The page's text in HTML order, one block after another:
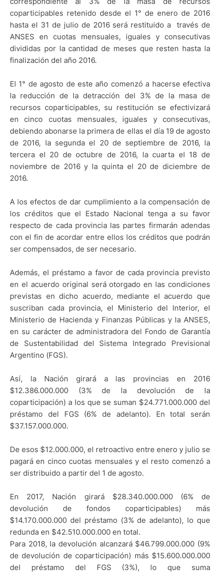
coparticipables retenido desde el 1° de enero de 2016
hasta el 31 de julio de 2016 será restituido a través de
ANSES en cuotas mensuales, iguales y consecutivas
divididas por la cantidad de meses que resten hasta la
finalización del año 2016.
El 1° de agosto de este año comenzó a hacerse efectiva
la reducción de la detracción del 3% de la masa de
recursos coparticipables, su restitución se efectivizará
en cinco cuotas mensuales, iguales y consecutivas,
debiendo abonarse la primera de ellas el día 19 de agosto
de 2016, la segunda el 20 de septiembre de 2016, la
tercera el 20 de octubre de 2016, la cuarta el 18 de
noviembre de 2016 y la quinta el 20 de diciembre de
2016.
A los efectos de dar cumplimiento a la compensación de
los créditos que el Estado Nacional tenga a su favor
respecto de cada provincia las partes firmarán adendas
con el fin de acordar entre ellos los créditos que podrán
ser compensados, de ser necesario.
Además, el préstamo a favor de cada provincia previsto
en el acuerdo original será otorgado en las condiciones
previstas en dicho acuerdo, mediante el acuerdo que
suscriban cada provincia, el Ministerio del Interior, el
Ministerio de Hacienda y Finanzas Públicas y la ANSES,
en su carácter de administradora del Fondo de Garantía
de Sustentabilidad del Sistema Integrado Previsional
Argentino (FGS).
Así, la Nación girará a las provincias en 2016
$12.386.000.000 (3% de la devolución de la
coparticipación) a los que se suman $24.771.000.000 del
préstamo del FGS (6% de adelanto). En total serán
$37.157.000.000.
De esos $12.000.000, el retroactivo entre enero y julio se
pagará en cinco cuotas mensuales y el resto comenzó a
ser distribuido a partir del 1 de agosto.
En 2017, Nación girará $28.340.000.000 (6% de
devolución de fondos coparticipables) más
$14.170.000.000 del préstamo (3% de adelanto), lo que
redunda en $42.510.000.000 en total.
Para 2018, la devolución alcanzará $46.799.000.000 (9%
de devolución de coparticipación) más $15.600.000.000
del préstamo del FGS (3%), lo que suma